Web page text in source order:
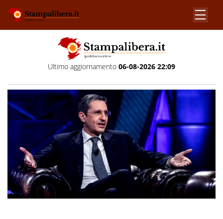
Ultimo aggiornamento 06-08-2026 22:09